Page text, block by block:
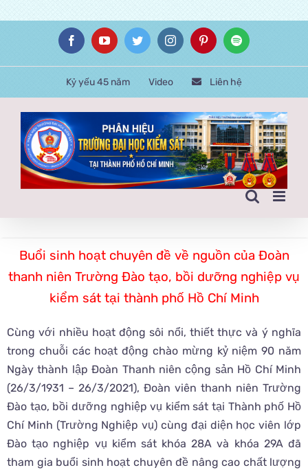
content
FacebookYouTubeTwitterInstagramPinterestSpotify
Kỷ yếu 45 năm Video Liên hệ
Buổi sinh hoạt chuyên đề về nguồn của Đoàn
thanh niên Trường Đào tạo, bồi dưỡng nghiệp vụ
kiểm sát tại thành phố Hồ Chí Minh
Cùng với nhiều hoạt động sôi nổi, thiết thực và ý nghĩa
trong chuỗi các hoạt động chào mừng kỷ niệm 90 năm
Ngày thành lập Đoàn Thanh niên cộng sản Hồ Chí Minh
(26/3/1931 – 26/3/2021), Đoàn viên thanh niên Trường
Đào tạo, bồi dưỡng nghiệp vụ kiểm sát tại Thành phố Hồ
Chí Minh (Trường Nghiệp vụ) cùng đại diện học viên lớp
Đào tạo nghiệp vụ kiểm sát khóa 28A và khóa 29A đã
tham gia buổi sinh hoạt chuyên đề nâng cao chất lượng